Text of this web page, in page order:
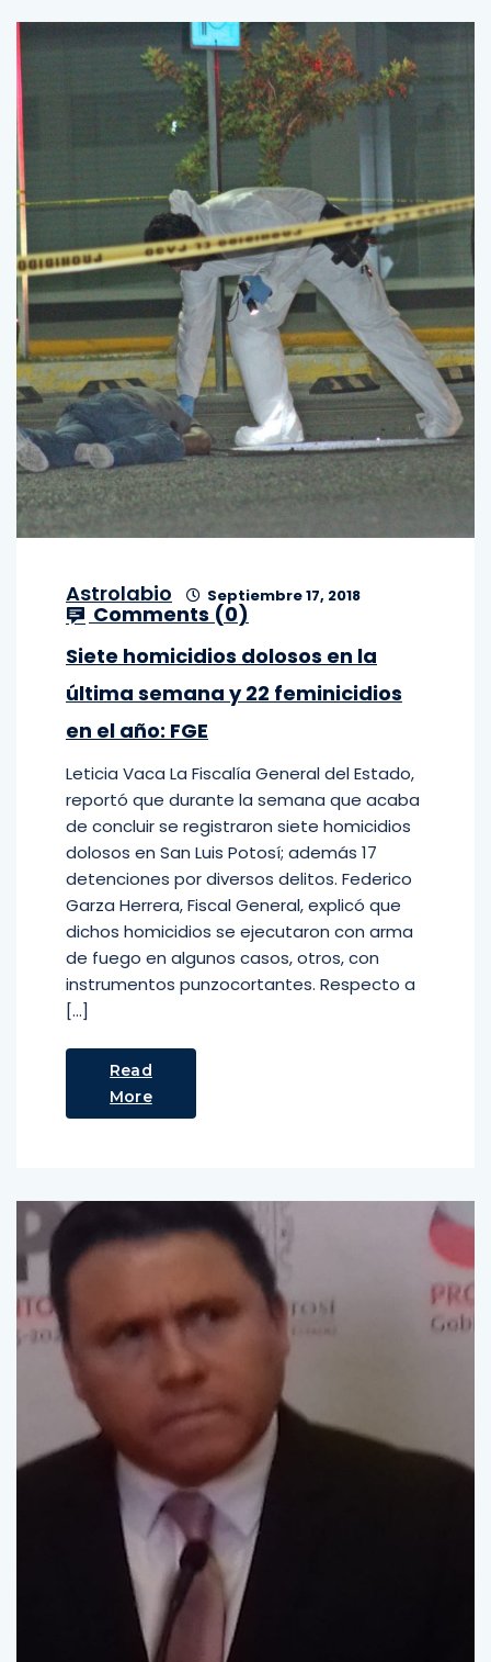
Astrolabio Septiembre 17, 2018
Comments (0)
Siete homicidios dolosos en la
última semana y 22 feminicidios
en el año: FGE
Leticia Vaca La Fiscalía General del Estado,
reportó que durante la semana que acaba
de concluir se registraron siete homicidios
dolosos en San Luis Potosí; además 17
detenciones por diversos delitos. Federico
Garza Herrera, Fiscal General, explicó que
dichos homicidios se ejecutaron con arma
de fuego en algunos casos, otros, con
instrumentos punzocortantes. Respecto a
[…]
Read
More